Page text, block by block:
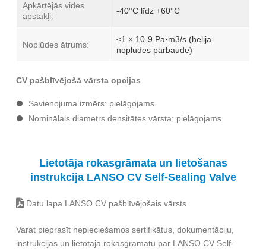
Apkārtējās vides
apstākļi:
-40°C līdz +60°C
Noplūdes ātrums:
≤1 × 10-9 Pa·m3/s (hēlija
noplūdes pārbaude)
CV pašblīvējošā vārsta opcijas
Savienojuma izmērs: pielāgojams
Nominālais diametrs densitātes vārsta: pielāgojams
Lietotāja rokasgrāmata un lietošanas
instrukcija LANSO CV Self-Sealing Valve
Datu lapa LANSO CV pašblīvējošais vārsts
Varat pieprasīt nepieciešamos sertifikātus, dokumentāciju,
instrukcijas un lietotāja rokasgrāmatu par LANSO CV Self-